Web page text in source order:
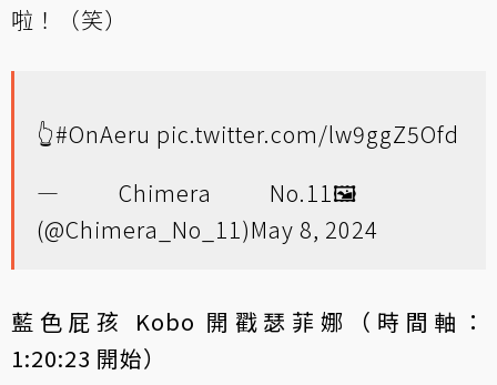
啦！（笑）
👆#OnAeru pic.twitter.com/lw9ggZ5Ofd
— Chimera No.11🖼️
(@Chimera_No_11)May 8, 2024
藍色屁孩 Kobo 開戳瑟菲娜（時間軸：
1:20:23 開始）